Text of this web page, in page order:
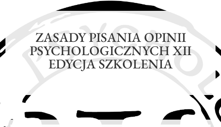
ZASADY PISANIA OPINII
PSYCHOLOGICZNYCH XII
EDYCJA SZKOLENIA